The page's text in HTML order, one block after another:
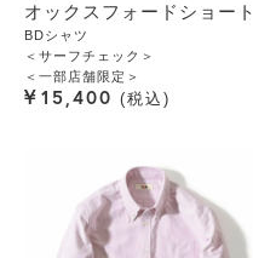
オックスフォードショート
BDシャツ
＜サーフチェック＞
＜一部店舗限定＞
¥ 15,400 税込